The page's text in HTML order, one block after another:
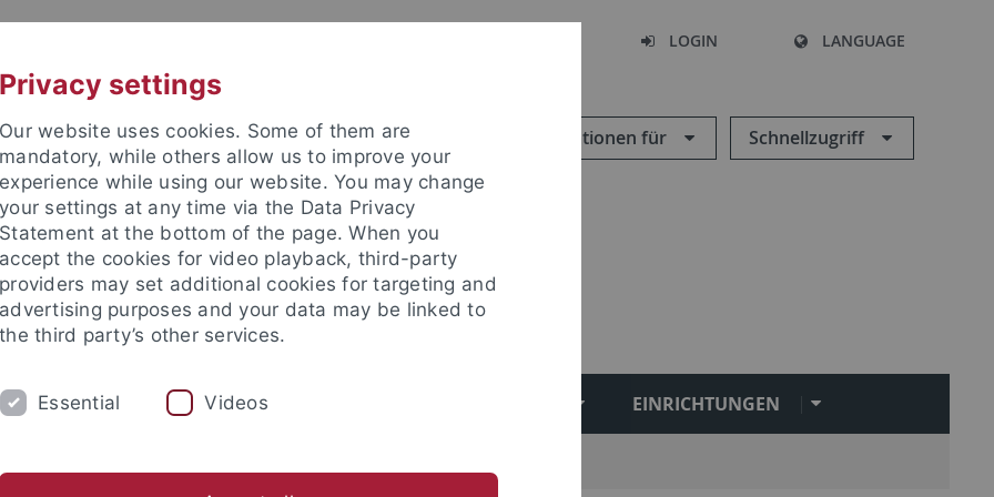
LOGIN LANGUAGE
Informationen für Schnellzugriff
ARBEITSGRUPPEN EINRICHTUNGEN
Privacy settings
Our website uses cookies. Some of them are
mandatory, while others allow us to improve your
experience while using our website. You may change
your settings at any time via the Data Privacy
Statement at the bottom of the page. When you
accept the cookies for video playback, third-party
providers may set additional cookies for targeting and
advertising purposes and your data may be linked to
the third party’s other services.
Essential Videos